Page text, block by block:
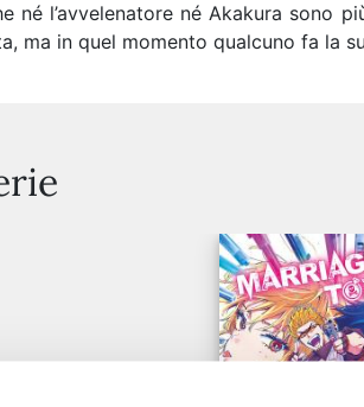
né l’avvelenatore né Akakura sono
ma in quel momento qualcuno fa la